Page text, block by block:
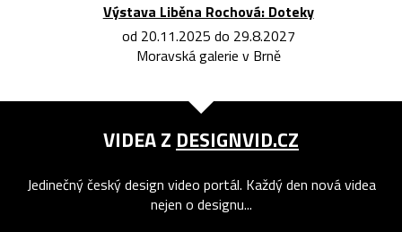
Výstava Liběna Rochová: Doteky
od 20.11.2025 do 29.8.2027
Moravská galerie v Brně
VIDEA Z DESIGNVID.CZ
Jedinečný český design video portál. Každý den nová videa
nejen o designu...